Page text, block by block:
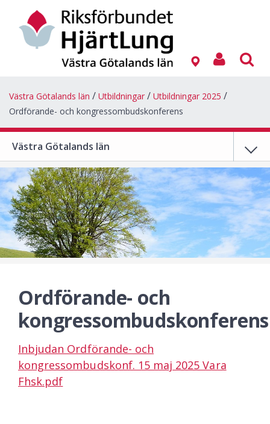
Västra Götalands län Utbildningar
Utbildningar 2025
Ordförande- och kongressombudskonferens
Västra Götalands län
Ordförande- och
kongressombudskonferens
Inbjudan Ordförande- och
kongressombudskonf. 15 maj 2025 Vara
Fhsk.pdf